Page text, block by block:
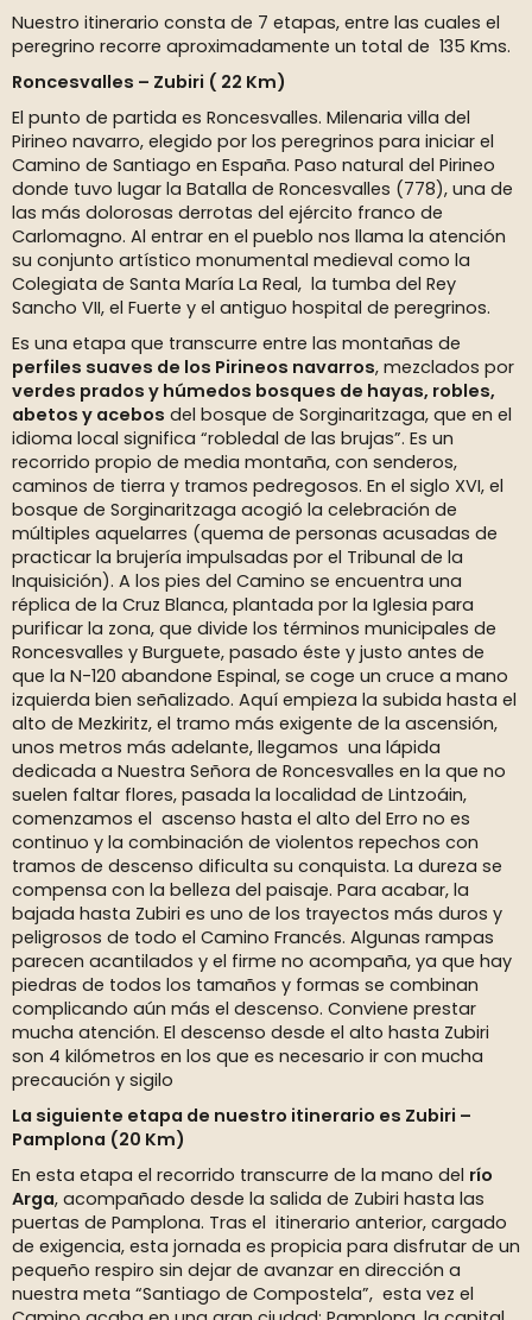
Nuestro itinerario consta de 7 etapas, entre las cuales el
peregrino recorre aproximadamente un total de 135 Kms.
Roncesvalles – Zubiri ( 22 Km)
El punto de partida es Roncesvalles. Milenaria villa del
Pirineo navarro, elegido por los peregrinos para iniciar el
Camino de Santiago en España. Paso natural del Pirineo
donde tuvo lugar la Batalla de Roncesvalles (778), una de
las más dolorosas derrotas del ejército franco de
Carlomagno. Al entrar en el pueblo nos llama la atención
su conjunto artístico monumental medieval como la
Colegiata de Santa María La Real, la tumba del Rey
Sancho VII, el Fuerte y el antiguo hospital de peregrinos.
Es una etapa que transcurre entre las montañas de
perfiles suaves de los Pirineos navarros, mezclados por
verdes prados y húmedos bosques de hayas, robles,
abetos y acebos del bosque de Sorginaritzaga, que en el
idioma local significa “robledal de las brujas”. Es un
recorrido propio de media montaña, con senderos,
caminos de tierra y tramos pedregosos. En el siglo XVI, el
bosque de Sorginaritzaga acogió la celebración de
múltiples aquelarres (quema de personas acusadas de
practicar la brujería impulsadas por el Tribunal de la
Inquisición). A los pies del Camino se encuentra una
réplica de la Cruz Blanca, plantada por la Iglesia para
purificar la zona, que divide los términos municipales de
Roncesvalles y Burguete, pasado éste y justo antes de
que la N-120 abandone Espinal, se coge un cruce a mano
izquierda bien señalizado. Aquí empieza la subida hasta el
alto de Mezkiritz, el tramo más exigente de la ascensión,
unos metros más adelante, llegamos una lápida
dedicada a Nuestra Señora de Roncesvalles en la que no
suelen faltar flores, pasada la localidad de Lintzoáin,
comenzamos el ascenso hasta el alto del Erro no es
continuo y la combinación de violentos repechos con
tramos de descenso dificulta su conquista. La dureza se
compensa con la belleza del paisaje. Para acabar, la
bajada hasta Zubiri es uno de los trayectos más duros y
peligrosos de todo el Camino Francés. Algunas rampas
parecen acantilados y el firme no acompaña, ya que hay
piedras de todos los tamaños y formas se combinan
complicando aún más el descenso. Conviene prestar
mucha atención. El descenso desde el alto hasta Zubiri
son 4 kilómetros en los que es necesario ir con mucha
precaución y sigilo
La siguiente etapa de nuestro itinerario es Zubiri –
Pamplona (20 Km)
En esta etapa el recorrido transcurre de la mano del río
Arga, acompañado desde la salida de Zubiri hasta las
puertas de Pamplona. Tras el itinerario anterior, cargado
de exigencia, esta jornada es propicia para disfrutar de un
pequeño respiro sin dejar de avanzar en dirección a
nuestra meta “Santiago de Compostela”, esta vez el